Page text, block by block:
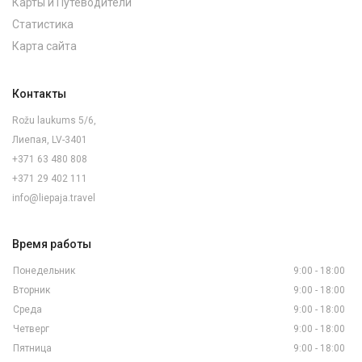
Карты и Путеводители
Статистика
Карта сайта
Контакты
Rožu laukums 5/6,
Лиепая, LV-3401
+371 63 480 808
+371 29 402 111
info@liepaja.travel
Время работы
Понедельник
9:00 - 18:00
Вторник
9:00 - 18:00
Среда
9:00 - 18:00
Четверг
9:00 - 18:00
Пятница
9:00 - 18:00